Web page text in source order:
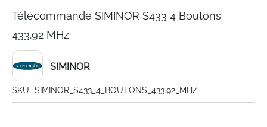
Télécommande SIMINOR S433 4 Boutons
433.92 MHz
SIMINOR
SKU
SIMINOR_S433_4_BOUTONS_433.92_MHZ